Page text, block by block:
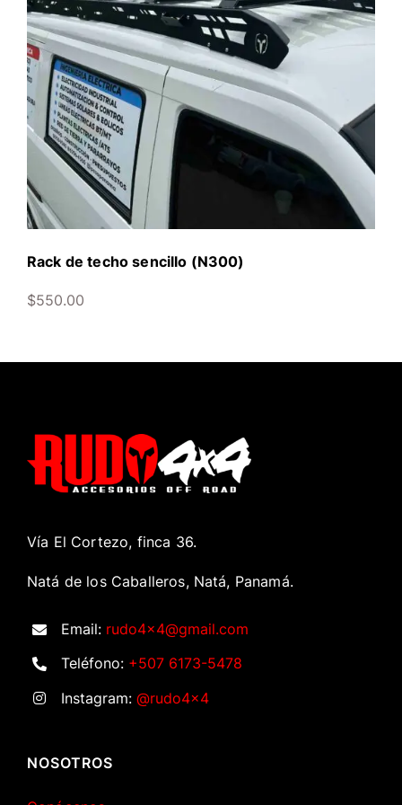
Rack de techo sencillo (N300)
$550.00
Vía El Cortezo, finca 36.
Natá de los Caballeros, Natá, Panamá.
Email: rudo4x4@gmail.com
Teléfono: +507 6173-5478
Instagram:@rudo4x4
NOSOTROS